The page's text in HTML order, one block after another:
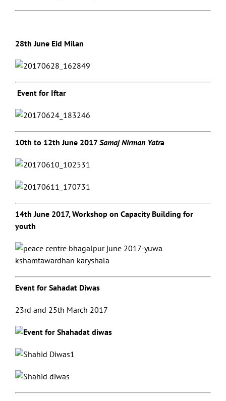
28th June Eid Milan
Event for Iftar
10th to 12th June 2017Samaj Nirman Yatra
14th June 2017, Workshop on Capacity Building for
youth
Event for Sahadat Diwas
23rd and 25th March 2017